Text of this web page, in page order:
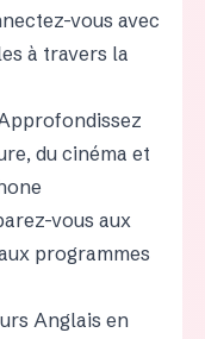
vous avec
à travers la
du cinéma et
vous aux
programmes
Anglais en